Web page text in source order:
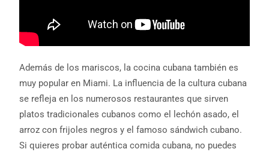
Además de los mariscos, la cocina cubana también es
muy popular en Miami. La influencia de la cultura cubana
se refleja en los numerosos restaurantes que sirven
platos tradicionales cubanos como el lechón asado, el
arroz con frijoles negros y el famoso sándwich cubano.
Si quieres probar auténtica comida cubana, no puedes